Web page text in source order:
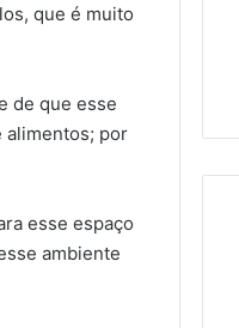
que é muito
de que esse
alimentos; por
esse espaço
ambiente